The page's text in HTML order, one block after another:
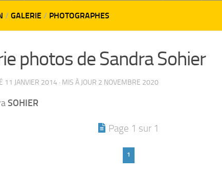
/ GALERIE / PHOTOGRAPHES
photos de Sandra Sohier
11 JANVIER 2014 · MIS À JOUR 2 NOVEMBRE 2020
SOHIER
Page 1 sur 1
1